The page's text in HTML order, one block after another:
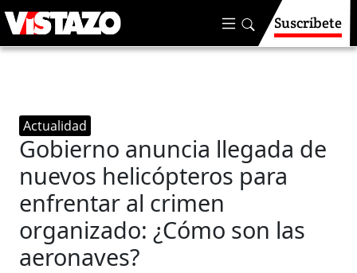
Suscríbete
Actualidad
Gobierno anuncia llegada de
nuevos helicópteros para
enfrentar al crimen
organizado: ¿Cómo son las
aeronaves?